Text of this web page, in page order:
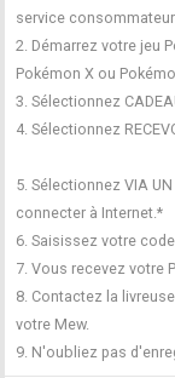
service
2. Démarrez votre jeu
Pokémon X ou
3. Sélectionnez
4. Sélectionnez
5. Sélectionnez VIA
connecter à Internet.*
6. Saisissez votre code.
7. Vous recevez votre
8. Contactez la
votre Mew.
9. N'oubliez pas